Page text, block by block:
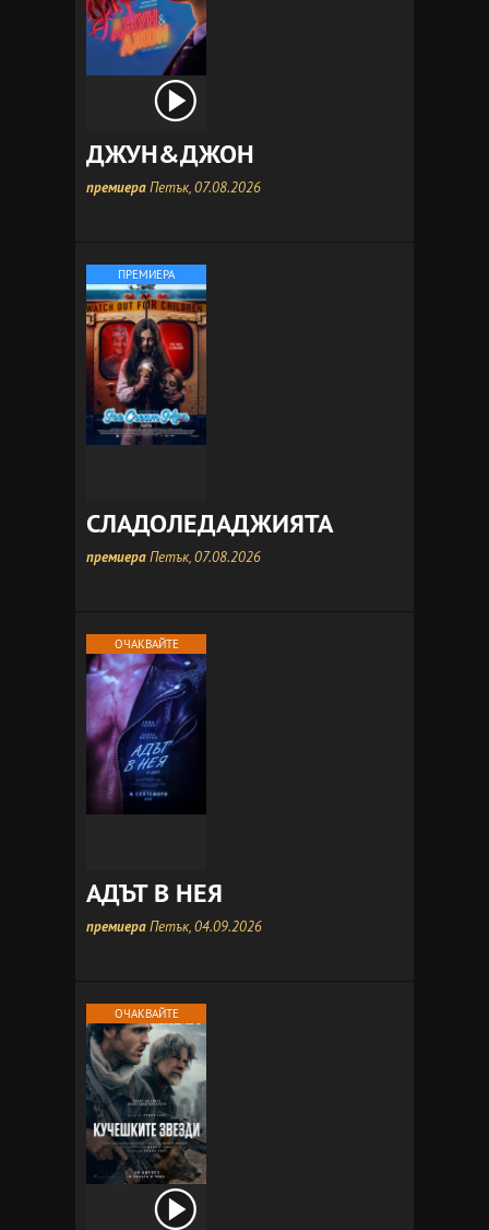
ДЖУН&ДЖОН
премиераПетък, 07.08.2026
ПРЕМИЕРА
СЛАДОЛЕДАДЖИЯТА
премиераПетък, 07.08.2026
ОЧАКВАЙТЕ
АДЪТ В НЕЯ
премиераПетък, 04.09.2026
ОЧАКВАЙТЕ